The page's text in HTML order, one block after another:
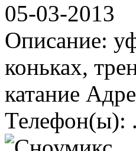
05-03-2013
Описание:
коньках,
катание
Телефон(ы):